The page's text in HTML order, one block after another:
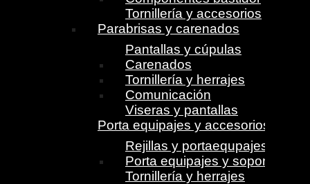
Tornillería y accesorios
Parabrisas y carenados
Pantallas y cúpulas
Carenados
Tornillería y herrajes
Comunicación
Viseras y pantallas
Porta equipajes y accesorios
Rejillas y portaequpajes
Porta equipajes y soportes
Tornillería y herrajes